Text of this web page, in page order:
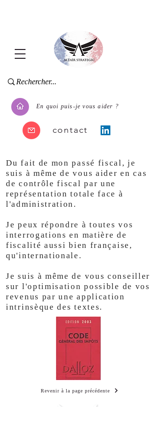
En quoi puis-je vous aider ?
contact
Du fait de mon passé fiscal, je
suis à même de vous aider en cas
de contrôle fiscal par une
représentation totale face à
l'administration.
Je peux répondre à toutes vos
interrogations en matière de
fiscalité aussi bien française,
qu'internationale.
Je suis à même de vous conseiller
sur l'optimisation possible de vos
revenus par une application
intrinsèque des textes.
Revenir à la page précédente